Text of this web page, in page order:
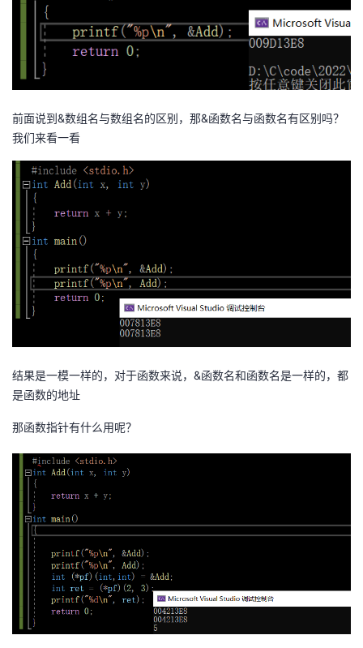
前面说到&数组名与数组名的区别，那&函数名与函数名有区别吗？
我们来看一看
结果是一模一样的，对于函数来说，&函数名和函数名是一样的，都
是函数的地址
那函数指针有什么用呢？